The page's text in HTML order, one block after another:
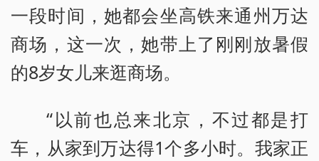
一段时间，她都会坐高铁来通州万达
商场，这一次，她带上了刚刚放暑假
的8岁女儿来逛商场。
“以前也总来北京，不过都是打
车，从家到万达得1个多小时。我家正